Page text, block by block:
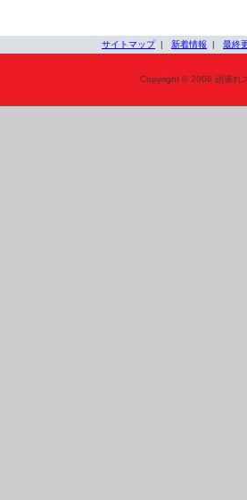
サイトマップ| 新着情報 | 最終
Copyright © 2006 頑張れ